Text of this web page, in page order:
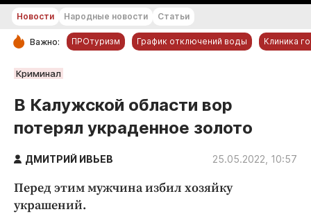
РУБРИКИ
Новости компаний
Статьи
Народные новости
Благоустройство
Новости Народные новости Статьи
Важно: ПРОтуризм График отключений воды Клиника
Криминал
В Калужской области вор
потерял украденное золото
ДМИТРИЙ ИВЬЕВ 25.05.2022, 10:57
Перед этим мужчина избил хозяйку
украшений.